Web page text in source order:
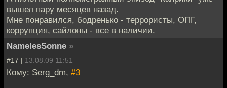
вышел пару месяцев назад.
Мне понравился, бодренько - террористы, ОПГ,
коррупция, сайлоны - все в наличии.
NamelesSonne »
#17 | 13.08.09 11:51
Кому: Serg_dm, #3